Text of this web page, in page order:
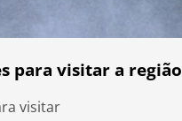
para visitar a região
visitar